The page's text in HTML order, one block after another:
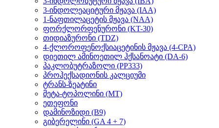
3-ინდოლეაციტური მჟავა (IAA)
1-ნაფთილაცეტის მჟავა (NAA)
ფორქლორფენურონი (KT-30)
თიდიაზურონი (TDZ)
4-ქლოროფენოქსიაცეტინის მჟავა (4-CPA)
დიეთილ ამინოეთილ ჰქსანოატი (DA-6)
პაკლობუტრაზოლი (PP333)
პროჰექსადიონის კალციუმი
ტრანს-ზეატინი
მეტა-ტოპოლინი (MT)
ეთეფონი
დამინოზიდი (B9)
გიბერელინი (GA 4 + 7)